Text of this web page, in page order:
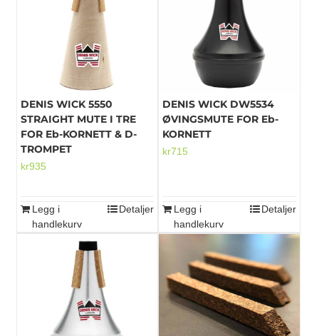
DENIS WICK 5550
STRAIGHT MUTE I TRE
FOR Eb-KORNETT & D-
TROMPET
kr935
Legg i
handlekurv
Detaljer
DENIS WICK DW5534
ØVINGSMUTE FOR Eb-
KORNETT
kr715
Legg i
handlekurv
Detaljer